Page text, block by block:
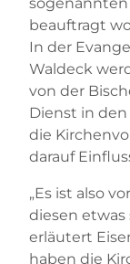
beauftragt
In der
Waldeck
von der
Dienst in
die
darauf
„Es ist also
diesen
erläutert
haben die